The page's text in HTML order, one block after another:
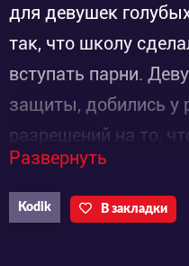
для девушек
так, что школу
вступать парни.
защиты, добились у
разрешений на то,
что если вы
коридору увидите
нормально. Помимо
Развернуть
Kodik В закладки